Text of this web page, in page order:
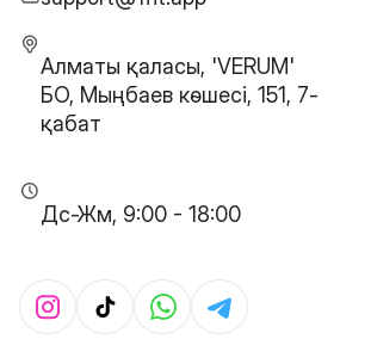
Алматы қаласы, 'VERUM'
БО, Мыңбаев көшесі, 151, 7-
қабат
Дс-Жм, 9:00 - 18:00